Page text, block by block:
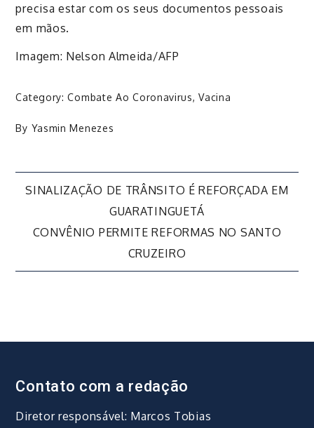
precisa estar com os seus documentos pessoais
em mãos.
Imagem: Nelson Almeida/AFP
Category:Combate Ao Coronavirus,Vacina
By Yasmin Menezes
Navegação
de
Post
SINALIZAÇÃO DE TRÂNSITO É REFORÇADA EM
GUARATINGUETÁ
CONVÊNIO PERMITE REFORMAS NO SANTO
CRUZEIRO
Contato com a redação
Diretor responsável: Marcos Tobias